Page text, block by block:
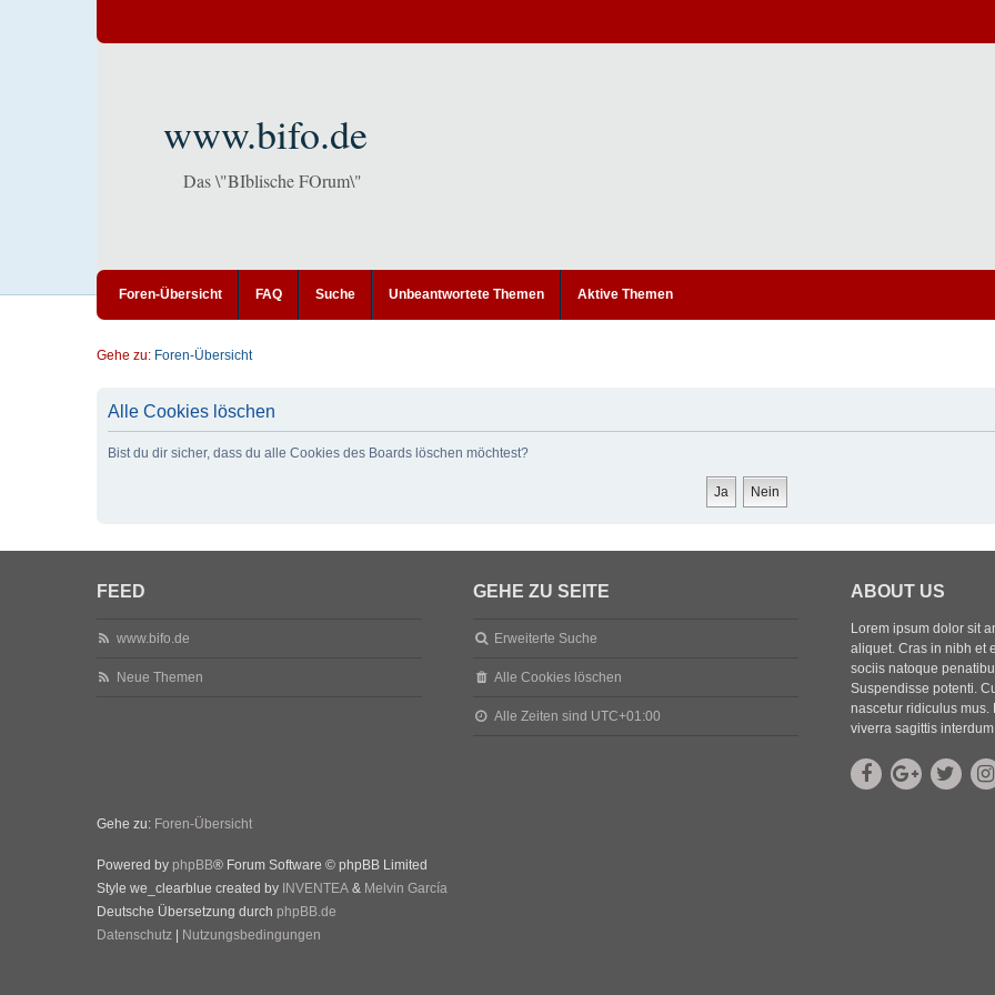
www.bifo.de
Das \"BIblische FOrum\"
Foren-Übersicht FAQ Suche Unbeantwortete Themen Aktive Themen
Gehe zu: Foren-Übersicht
Alle Cookies löschen
Bist du dir sicher, dass du alle Cookies des Boards löschen möchtest?
FEED
www.bifo.de
Neue Themen
GEHE ZU SEITE
Erweiterte Suche
Alle Cookies löschen
Alle Zeiten sind UTC+01:00
ABOUT US
Lorem ipsum dolor sit
aliquet. Cras in nibh et
sociis natoque
Suspendisse potenti.
nascetur ridiculus mus.
viverra sagittis
Gehe zu: Foren-Übersicht
Powered by phpBB® Forum Software © phpBB Limited
Style we_clearblue created by INVENTEA & Melvin García
Deutsche Übersetzung durch phpBB.de
Datenschutz
Nutzungsbedingungen